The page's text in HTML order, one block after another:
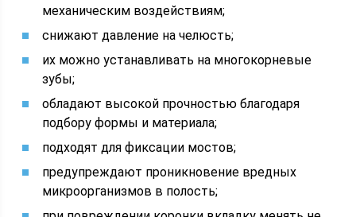
механическим воздействиям;
снижают давление на челюсть;
их можно устанавливать на многокорневые
зубы;
обладают высокой прочностью благодаря
подбору формы и материала;
подходят для фиксации мостов;
предупреждают проникновение вредных
микроорганизмов в полость;